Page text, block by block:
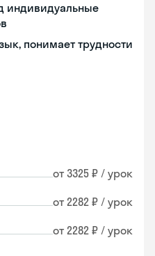
индивидуальные
понимает трудности
от 3325 ₽ / урок
от 2282 ₽ / урок
от 2282 ₽ / урок